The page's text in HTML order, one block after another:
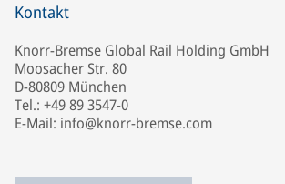
Kontakt
Knorr-Bremse Global Rail Holding GmbH
Moosacher Str. 80
D-80809 München
Tel.: +49 89 3547-0
E-Mail: info@knorr-bremse.com